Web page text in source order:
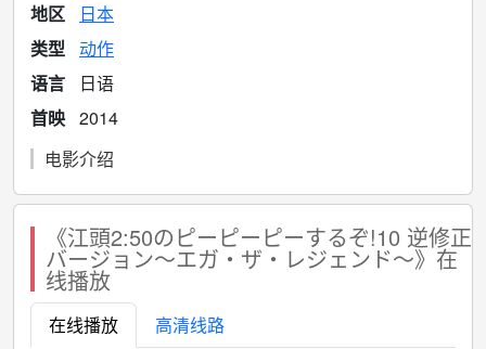
地区
日本
类型 动作
语言
日语
首映 2014
电影介绍
《江頭2:50のピーピーピーするぞ!10 逆修正
バージョン～エガ・ザ・レジェンド～》在
线播放
在线播放 高清线路